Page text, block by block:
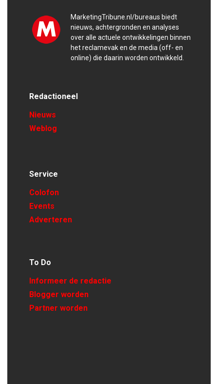
MarketingTribune.nl/bureaus biedt
nieuws, achtergronden en analyses
over alle actuele ontwikkelingen binnen
het reclamevak en de media (off- en
online) die daarin worden ontwikkeld.
Redactioneel
Nieuws
Weblog
Service
Colofon
Events
Adverteren
To Do
Informeer de redactie
Blogger worden
Partner worden